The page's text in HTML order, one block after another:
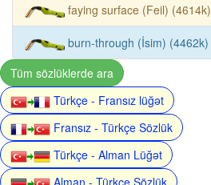
faying surface (Feil) (4614k)
burn-through (İsim) (4462k)
Tüm sözlüklerde ara
Türkçe - Fransız lüğət
Fransız - Türkçe Sözlük
Türkçe - Alman Lüğət
Alman - Türkçe Sözlük